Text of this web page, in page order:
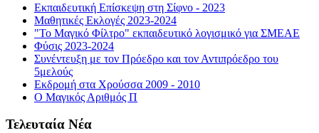
Εκπαιδευτική Επίσκεψη στη Σίφνο - 2023
Μαθητικές Εκλογές 2023-2024
"Το Μαγικό Φίλτρο" εκπαιδευτικό λογισμικό για ΣΜΕΑΕ
Φύσις 2023-2024
Συνέντευξη με τον Πρόεδρο και τον Αντιπρόεδρο του
5μελούς
Εκδρομή στα Χρούσσα 2009 - 2010
Ο Μαγικός Αριθμός Π
Τελευταία Νέα